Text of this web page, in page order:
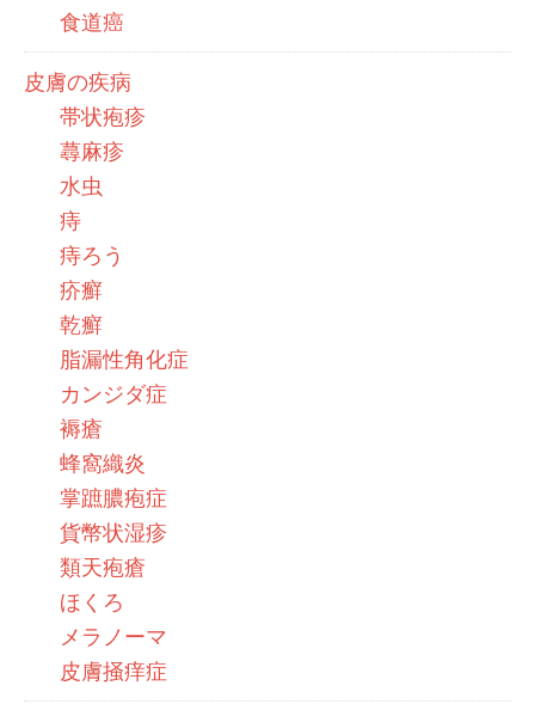
食道癌
皮膚の疾病
帯状疱疹
蕁麻疹
水虫
痔
痔ろう
疥癬
乾癬
脂漏性角化症
カンジダ症
褥瘡
蜂窩織炎
掌蹠膿疱症
貨幣状湿疹
類天疱瘡
ほくろ
メラノーマ
皮膚掻痒症